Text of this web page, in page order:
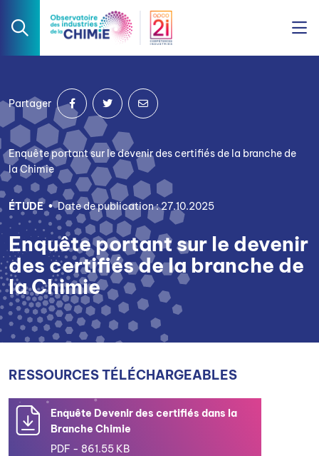
Enquête portant sur le devenir des certifiés de la branche de
la Chimie
Partager
ÉTUDE Date de publication : 27.10.2025
Enquête portant sur le devenir
des certifiés de la branche de
la Chimie
RESSOURCES TÉLÉCHARGEABLES
Enquête Devenir des certifiés dans la
Branche Chimie
PDF - 861.55 KB